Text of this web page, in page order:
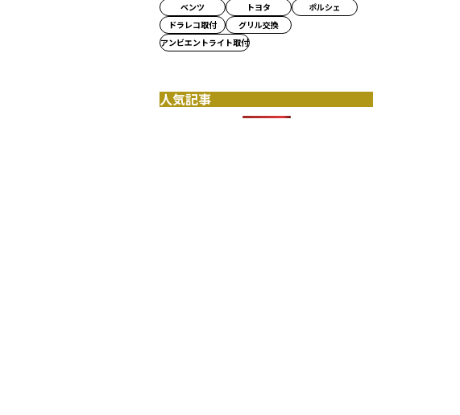
ベンツ トヨタ
ポルシェ
ドラレコ取付
グリル交換
アンビエントライト取付
人気記事